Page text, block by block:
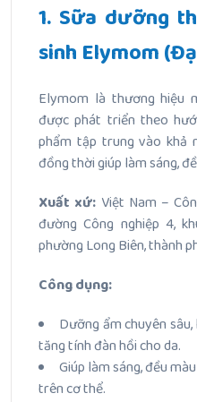
1. Sữa dưỡng
sinh Elymom
Elymom là thương hiệu
được phát triển theo
phẩm tập trung vào khả
đồng thời giúp làm sáng,
Xuất xứ: Việt Nam –
đường Công nghiệp 4,
phường Long Biên, thành
Công dụng:
Dưỡng ẩm chuyên
tăng tính đàn hồi cho da.
Giúp làm sáng, đều
trên cơ thể.